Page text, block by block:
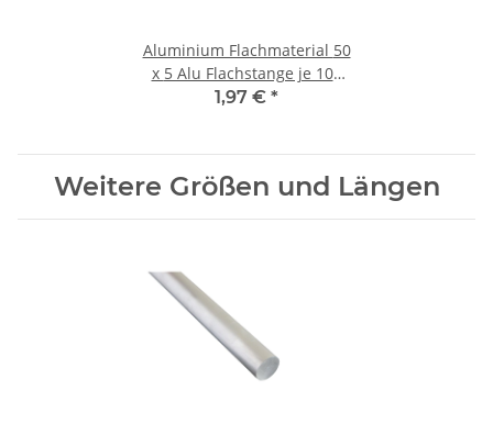
Aluminium Flachmaterial 50
x 5 Alu Flachstange je 100
mm ± 5mm
1,97 € *
Weitere Größen und Längen